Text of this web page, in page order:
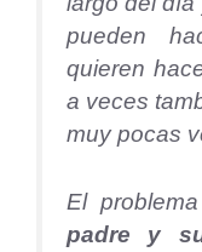
pueden
quieren
a veces
muy pocas
El
padre y